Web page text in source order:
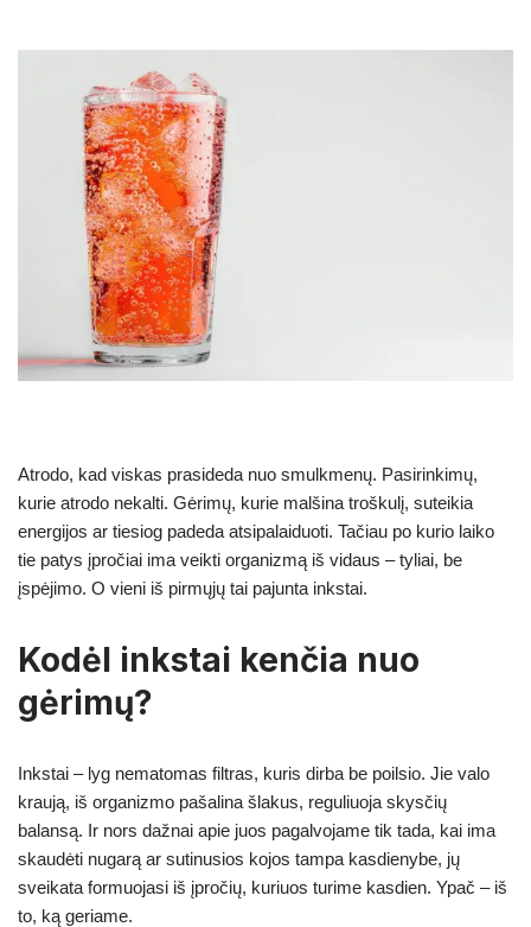
Atrodo, kad viskas prasideda nuo smulkmenų. Pasirinkimų,
kurie atrodo nekalti. Gėrimų, kurie malšina troškulį, suteikia
energijos ar tiesiog padeda atsipalaiduoti. Tačiau po kurio laiko
tie patys įpročiai ima veikti organizmą iš vidaus – tyliai, be
įspėjimo. O vieni iš pirmųjų tai pajunta inkstai.
Kodėl inkstai kenčia nuo
gėrimų?
Inkstai – lyg nematomas filtras, kuris dirba be poilsio. Jie valo
kraują, iš organizmo pašalina šlakus, reguliuoja skysčių
balansą. Ir nors dažnai apie juos pagalvojame tik tada, kai ima
skaudėti nugarą ar sutinusios kojos tampa kasdienybe, jų
sveikata formuojasi iš įpročių, kuriuos turime kasdien. Ypač – iš
to, ką geriame.